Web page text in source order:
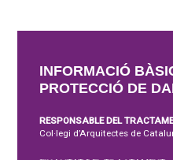
INFORMACIÓ
PROTECCIÓ DE
RESPONSABLE DEL
Col·legi d’Arquitectes de